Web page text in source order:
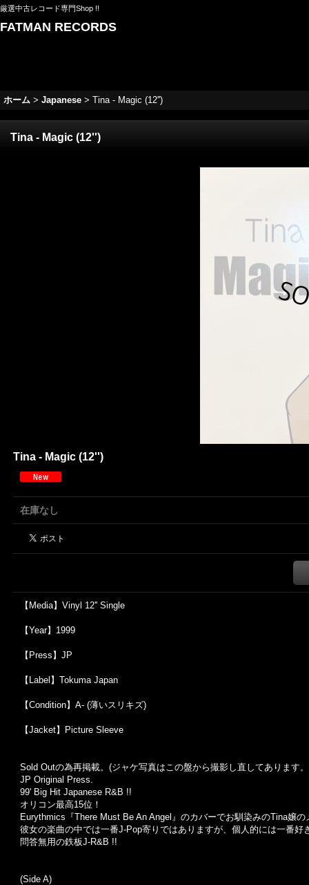
厳選中古レコード専門Shop !!
FATMAN RECORDS
ホーム > Japanese > Tina - Magic (12'')
Tina - Magic (12'')
Tina - Magic (12'')
在庫なし
【Media】Vinyl 12'' Single
【Year】1999
【Press】JP
【Label】Tokuma Japan
【Condition】A- (薄いスリキズ)
【Jacket】Picture Sleeve
Sold Outの為再掲載。(ジャケ写真はこの盤から撮影し直してあります
JP Original Press.
99' Big Hit Japanese R&B !!
オリコン最高15位！
Eurythmics『There Must Be An Angel』のカバーでお馴染みのTina嬢
彼女の楽曲の中では一番J-Pop寄りではありますが、個人的には一番好
問答無用の鉄板J-R&B !!
(Side A)